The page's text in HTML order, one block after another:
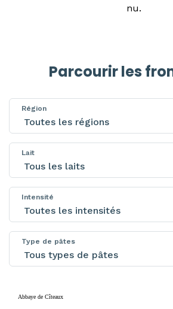
nu.
Parcourir les
Région
Lait
Intensité
Type de pâtes
Abbaye de Cîteaux